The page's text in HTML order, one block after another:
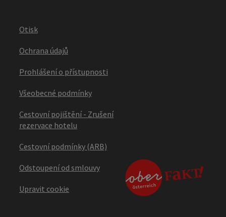
Otisk
Ochrana údajů
Prohlášení o přístupnosti
Všeobecné podmínky
Cestovní pojištění - Zrušení
rezervace hotelu
Cestovní podmínky (ARB)
Odstoupení od smlouvy
Upravit cookie